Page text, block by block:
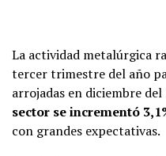
La actividad metalúrgica
tercer trimestre del año
arrojadas en diciembre del
sector se incrementó
con grandes expectativas.